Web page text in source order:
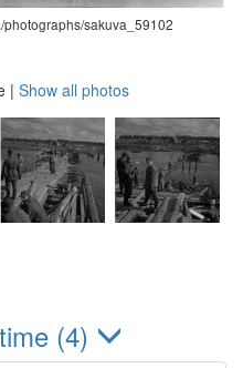
photographs/sakuva_59102
| Show all photos
(4)